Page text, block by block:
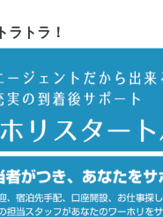
ラトラ！